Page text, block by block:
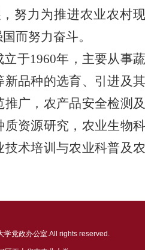
努力为推进农业农村现
而努力奋斗。
立于1960年，主要从事
品种的选育、引进及其
广，农产品安全检测及
资源研究，农业生物科
术培训与农业科普及农
学党政办公室.All rights reserved.